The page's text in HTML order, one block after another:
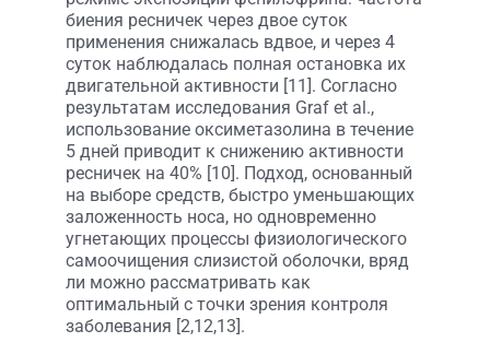
биения ресничек через двое суток
применения снижалась вдвое, и через 4
суток наблюдалась полная остановка их
двигательной активности [11]. Согласно
результатам исследования Graf et al.,
использование оксиметазолина в течение
5 дней приводит к снижению активности
ресничек на 40% [10]. Подход, основанный
на выборе средств, быстро уменьшающих
заложенность носа, но одновременно
угнетающих процессы физиологического
самоочищения слизистой оболочки, вряд
ли можно рассматривать как
оптимальный с точки зрения контроля
заболевания [2,12,13].